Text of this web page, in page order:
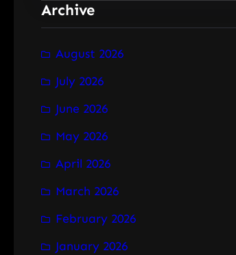
a
r
c
Archive
August 2026
July 2026
June 2026
May 2026
April 2026
March 2026
February 2026
January 2026